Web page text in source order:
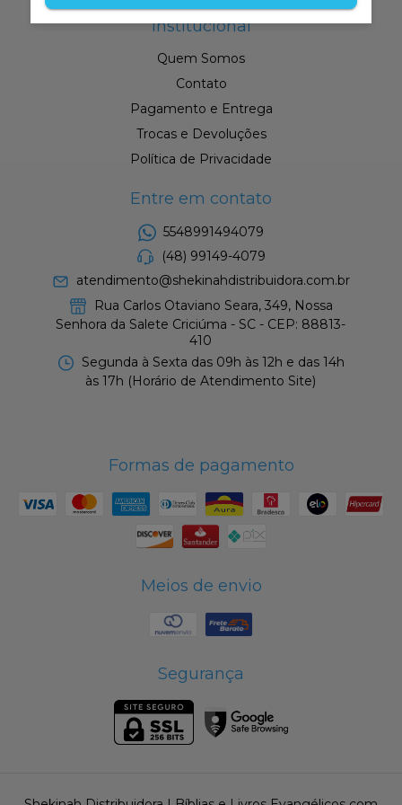
Institucional
Quem Somos
Contato
Pagamento e Entrega
Trocas e Devoluções
Política de Privacidade
Entre em contato
5548991494079
(48) 99149-4079
atendimento@shekinahdistribuidora.com.br
Rua Carlos Otaviano Seara, 349, Nossa
Senhora da Salete Criciúma - SC - CEP: 88813-
410
Segunda à Sexta das 09h às 12h e das 14h
às 17h (Horário de Atendimento Site)
Formas de pagamento
Meios de envio
Segurança